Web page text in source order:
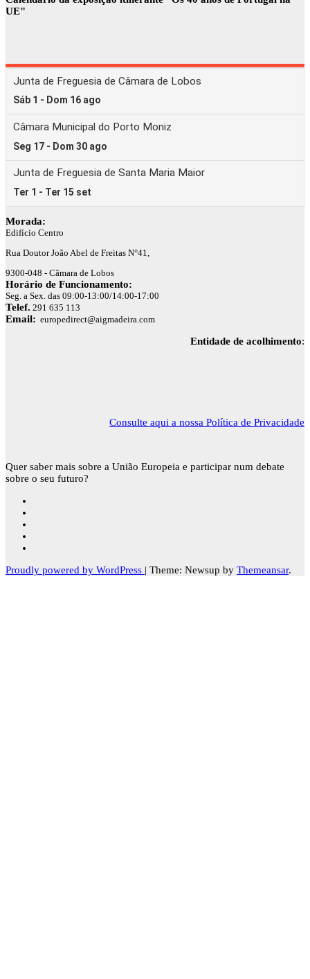
UE"
Morada:
Edifício Centro
Rua Doutor João Abel de Freitas N°41,
9300-048 - Câmara de Lobos
Horário de Funcionamento:
Seg. a Sex. das 09:00-13:00/14:00-17:00
Telef. 291 635 113
Email: europedirect@aigmadeira.com
Entidade de acolhimento:
Consulte aqui a nossa Política de Privacidade
Quer saber mais sobre a União Europeia e participar num debate
sobre o seu futuro?
Proudly powered by WordPress | Theme: Newsup by Themeansar.